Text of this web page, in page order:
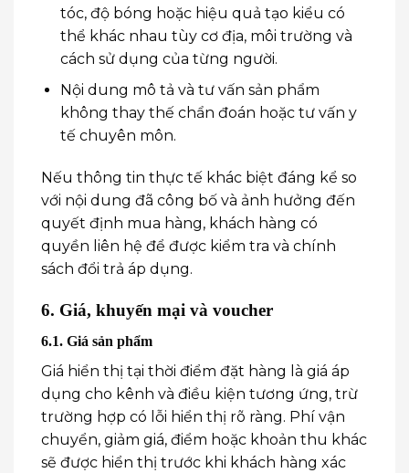
tóc, độ bóng hoặc hiệu quả tạo kiểu có
thể khác nhau tùy cơ địa, môi trường và
cách sử dụng của từng người.
Nội dung mô tả và tư vấn sản phẩm
không thay thế chẩn đoán hoặc tư vấn y
tế chuyên môn.
Nếu thông tin thực tế khác biệt đáng kể so
với nội dung đã công bố và ảnh hưởng đến
quyết định mua hàng, khách hàng có
quyền liên hệ để được kiểm tra và chính
sách đổi trả áp dụng.
6. Giá, khuyến mại và voucher
6.1. Giá sản phẩm
Giá hiển thị tại thời điểm đặt hàng là giá áp
dụng cho kênh và điều kiện tương ứng, trừ
trường hợp có lỗi hiển thị rõ ràng. Phí vận
chuyển, giảm giá, điểm hoặc khoản thu khác
sẽ được hiển thị trước khi khách hàng xác